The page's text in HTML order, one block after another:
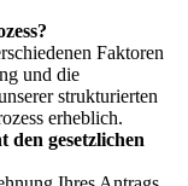
Faktoren
und die
strukturierten
erheblich.
den gesetzlichen